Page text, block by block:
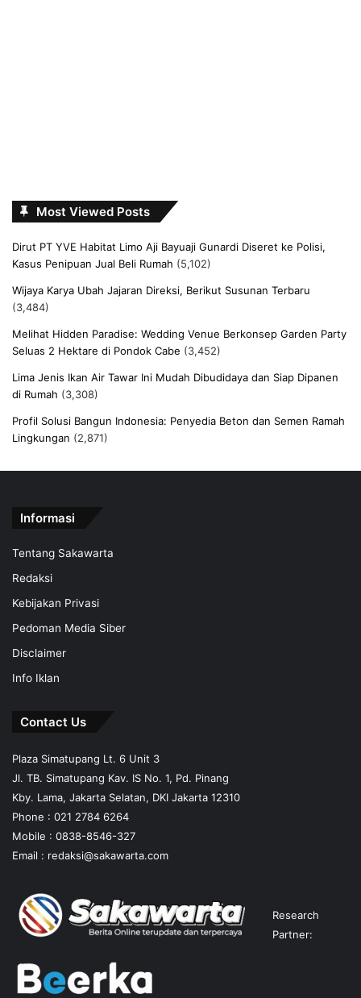
Most Viewed Posts
Dirut PT YVE Habitat Limo Aji Bayuaji Gunardi Diseret ke Polisi,
Kasus Penipuan Jual Beli Rumah (5,102)
Wijaya Karya Ubah Jajaran Direksi, Berikut Susunan Terbaru
(3,484)
Melihat Hidden Paradise: Wedding Venue Berkonsep Garden Party
Seluas 2 Hektare di Pondok Cabe (3,452)
Lima Jenis Ikan Air Tawar Ini Mudah Dibudidaya dan Siap Dipanen
di Rumah (3,308)
Profil Solusi Bangun Indonesia: Penyedia Beton dan Semen Ramah
Lingkungan (2,871)
Informasi
Tentang Sakawarta
Redaksi
Kebijakan Privasi
Pedoman Media Siber
Disclaimer
Info Iklan
Contact Us
Plaza Simatupang Lt. 6 Unit 3
Jl. TB. Simatupang Kav. IS No. 1, Pd. Pinang
Kby. Lama, Jakarta Selatan, DKI Jakarta 12310
Phone : 021 2784 6264
Mobile : 0838-8546-327
Email : redaksi@sakawarta.com
Research
Partner: